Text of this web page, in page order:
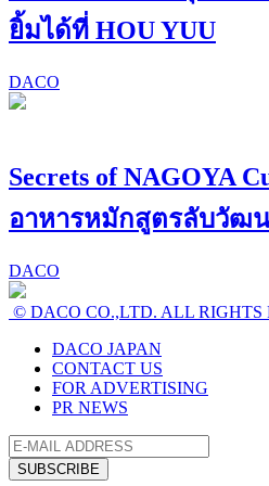
ยิ้มได้ที่ HOU YUU
DACO
Secrets of NAGOYA
อาหารหมักสูตรลับวัฒ
DACO
© DACO CO.,LTD. ALL RIGHTS
DACO JAPAN
CONTACT US
FOR ADVERTISING
PR NEWS